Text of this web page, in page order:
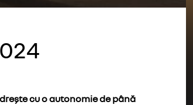
cu o autonomie de până